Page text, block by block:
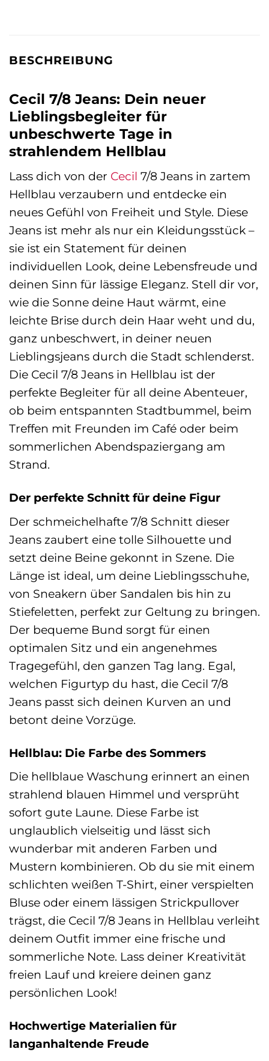
BESCHREIBUNG
Cecil 7/8 Jeans: Dein neuer
Lieblingsbegleiter für
unbeschwerte Tage in
strahlendem Hellblau
Lass dich von der Cecil 7/8 Jeans in zartem
Hellblau verzaubern und entdecke ein
neues Gefühl von Freiheit und Style. Diese
Jeans ist mehr als nur ein Kleidungsstück –
sie ist ein Statement für deinen
individuellen Look, deine Lebensfreude und
deinen Sinn für lässige Eleganz. Stell dir vor,
wie die Sonne deine Haut wärmt, eine
leichte Brise durch dein Haar weht und du,
ganz unbeschwert, in deiner neuen
Lieblingsjeans durch die Stadt schlenderst.
Die Cecil 7/8 Jeans in Hellblau ist der
perfekte Begleiter für all deine Abenteuer,
ob beim entspannten Stadtbummel, beim
Treffen mit Freunden im Café oder beim
sommerlichen Abendspaziergang am
Strand.
Der perfekte Schnitt für deine Figur
Der schmeichelhafte 7/8 Schnitt dieser
Jeans zaubert eine tolle Silhouette und
setzt deine Beine gekonnt in Szene. Die
Länge ist ideal, um deine Lieblingsschuhe,
von Sneakern über Sandalen bis hin zu
Stiefeletten, perfekt zur Geltung zu bringen.
Der bequeme Bund sorgt für einen
optimalen Sitz und ein angenehmes
Tragegefühl, den ganzen Tag lang. Egal,
welchen Figurtyp du hast, die Cecil 7/8
Jeans passt sich deinen Kurven an und
betont deine Vorzüge.
Hellblau: Die Farbe des Sommers
Die hellblaue Waschung erinnert an einen
strahlend blauen Himmel und versprüht
sofort gute Laune. Diese Farbe ist
unglaublich vielseitig und lässt sich
wunderbar mit anderen Farben und
Mustern kombinieren. Ob du sie mit einem
schlichten weißen T-Shirt, einer verspielten
Bluse oder einem lässigen Strickpullover
trägst, die Cecil 7/8 Jeans in Hellblau verleiht
deinem Outfit immer eine frische und
sommerliche Note. Lass deiner Kreativität
freien Lauf und kreiere deinen ganz
persönlichen Look!
Hochwertige Materialien für
langanhaltende Freude